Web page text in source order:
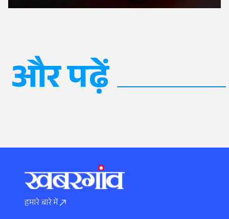
और पढ़ें
हमारे बारे में